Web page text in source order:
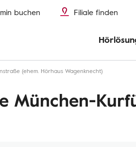
buchen Filiale finden
(ehem. Hörhaus Wagenknecht)
München-